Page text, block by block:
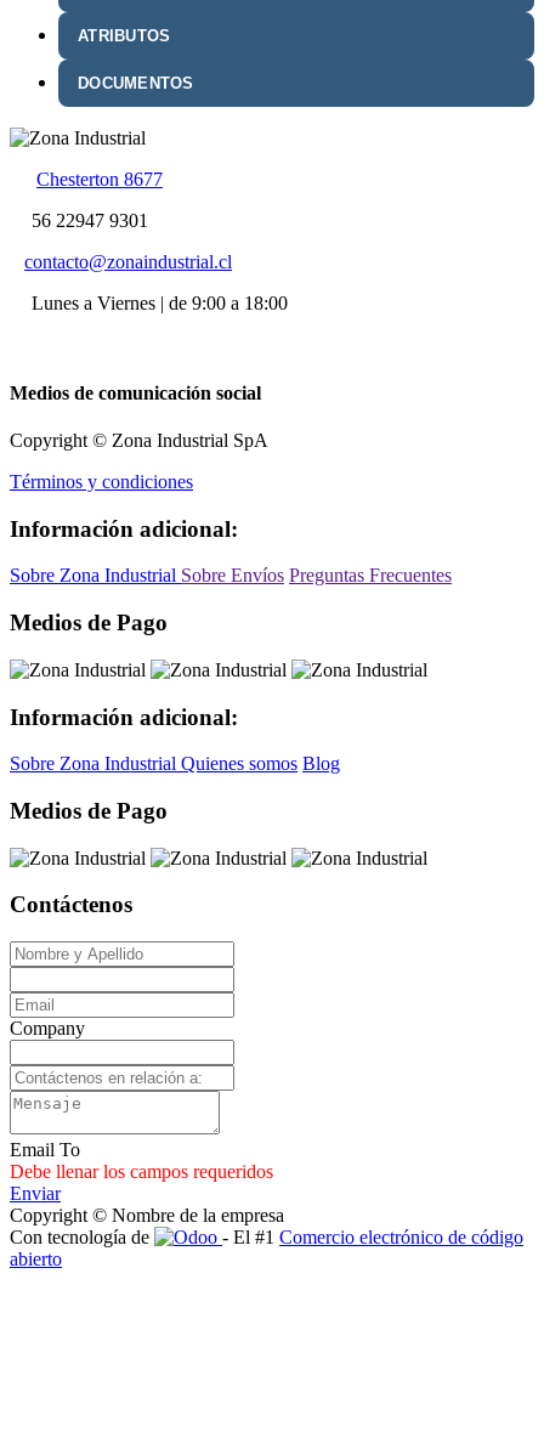
ATRIBUTOS
DOCUMENTOS
Chesterton 8677
56 22947 9301
contacto@zonaindustrial.cl
Lunes a Viernes | de 9:00 a 18:00
Medios de comunicación social
Copyright © Zona Industrial SpA
Términos y condiciones
Información adicional:
Sobre Zona Industrial Sobre Envíos Preguntas Frecuentes
Medios de Pago
Información adicional:
Sobre Zona Industrial Quienes somos Blog
Medios de Pago
Contáctenos
Company
Email To
Debe llenar los campos requeridos
Enviar
Copyright © Nombre de la empresa
Con tecnología de
- El #1 Comercio electrónico de código
abierto